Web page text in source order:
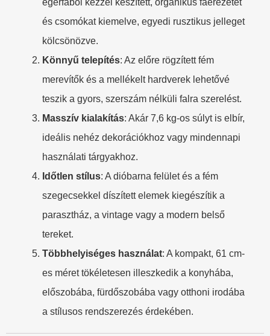
és csomókat kiemelve, egyedi rusztikus jelleget
kölcsönözve.
​Könnyű telepítés​​: Az előre rögzített fém
merevítők és a mellékelt hardverek lehetővé
teszik a gyors, szerszám nélküli falra szerelést.
​Masszív kialakítás​​: Akár 7,6 kg-os súlyt is elbír,
ideális nehéz dekorációkhoz vagy mindennapi
használati tárgyakhoz.
​Időtlen stílus​​: A dióbarna felület és a fém
szegecsekkel díszített elemek kiegészítik a
parasztház, a vintage vagy a modern belső
tereket.
​Többhelyiséges használat​​: A kompakt, 61 cm-
es méret tökéletesen illeszkedik a konyhába,
előszobába, fürdőszobába vagy otthoni irodába
a stílusos rendszerezés érdekében.